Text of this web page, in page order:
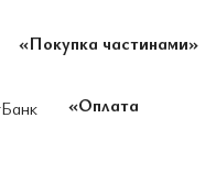
«Покупка частинами»
«Оплата